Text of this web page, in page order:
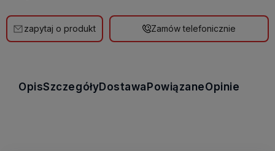
zapytaj o produkt Zamów telefonicznie
OpisSzczegółyDostawa PowiązaneOpinie